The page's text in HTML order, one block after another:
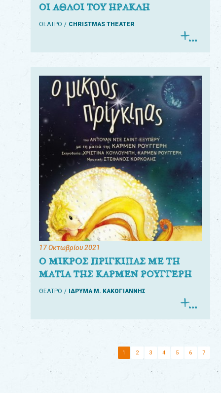
ΟΙ ΑΘΛΟΙ ΤΟΥ ΗΡΑΚΛΗ
ΘΕΑΤΡΟ CHRISTMAS THEATER
17 Οκτωβρίου 2021
Ο ΜΙΚΡΟΣ ΠΡΙΓΚΙΠΑΣ ΜΕ ΤΗ
ΜΑΤΙΑ ΤΗΣ ΚΑΡΜΕΝ ΡΟΥΓΓΕΡΗ
ΘΕΑΤΡΟ ΙΔΡΥΜΑ Μ. ΚΑΚΟΓΙΑΝΝΗΣ
1 2 3 4 5 6 7